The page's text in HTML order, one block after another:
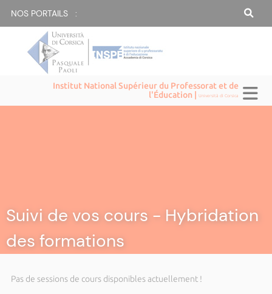
NOS PORTAILS :
Institut National Supérieur du Professorat et de
l'Éducation |Università di Corsica
Suivi de vos cours - Hybridation
des formations
Pas de sessions de cours disponibles actuellement !